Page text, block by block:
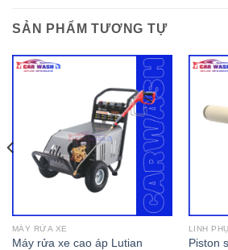
SẢN PHẨM TƯƠNG TỰ
MÁY RỬA XE
Máy rửa xe cao áp Lutian
LINH
Piston